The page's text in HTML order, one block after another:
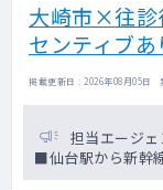
大崎市×往診
センティブあ
掲載更新日 : 2026年08月05日
担当エージェ
■仙台駅から新幹